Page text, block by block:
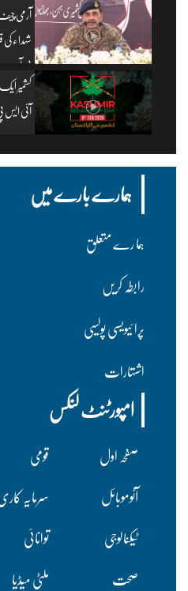
آرمی
شہداء
پی آر
آئی ایس
ہمارے بارے میں
ہما رے متعلق
رابطہ کریں
پرا ئیویسی پولسیی
اشتہارات
امپورٹنٹ لنکس
صفحہ اول قومی
آٹوموبائل
سرمایہ
ٹیکنالوجی
توانائی
صحت
ملٹی میڈیا